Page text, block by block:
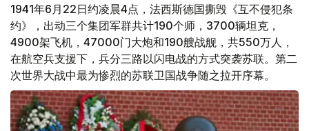
1941年6月22日约凌晨4点，法西斯德国撕毁《互不侵犯条
约》，出动三个集团军群共计190个师，3700辆坦克，
4900架飞机，47000门大炮和190艘战舰，共550万人，
在航空兵支援下，兵分三路以闪电战的方式突袭苏联。第二
次世界大战中最为惨烈的苏联卫国战争随之拉开序幕。